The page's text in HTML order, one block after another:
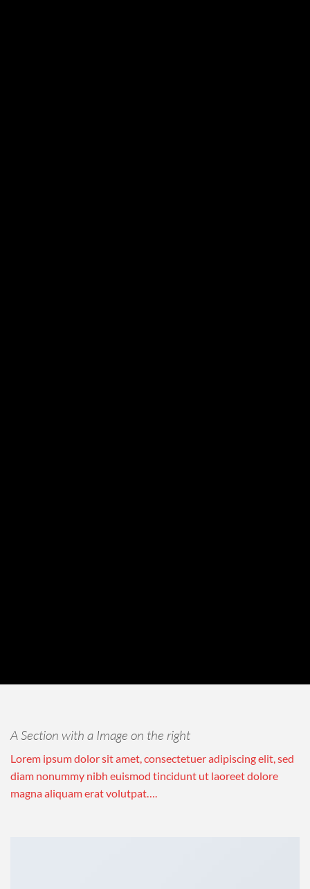
A Section with a Image on the right
Lorem ipsum dolor sit amet, consectetuer adipiscing elit, sed
diam nonummy nibh euismod tincidunt ut laoreet dolore
magna aliquam erat volutpat….